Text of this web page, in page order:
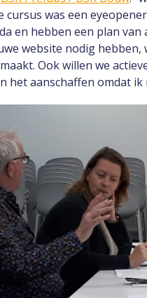
cursus was een
en hebben een plan
website nodig
Ook willen we
het aanschaffen omdat ik